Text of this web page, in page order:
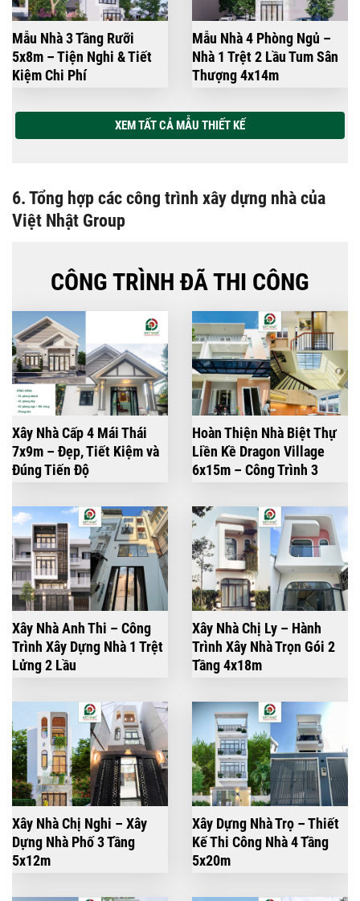
Mẫu Nhà 3 Tầng Rưỡi
5x8m – Tiện Nghi & Tiết
Kiệm Chi Phí
Mẫu Nhà 4 Phòng Ngủ –
Nhà 1 Trệt 2 Lầu Tum Sân
Thượng 4x14m
XEM TẤT CẢ MẪU THIẾT KẾ
6. Tổng hợp các công trình xây dựng nhà của
Việt Nhật Group
CÔNG TRÌNH ĐÃ THI CÔNG
Xây Nhà Cấp 4 Mái Thái
7x9m – Đẹp, Tiết Kiệm và
Đúng Tiến Độ
Hoàn Thiện Nhà Biệt Thự
Liền Kề Dragon Village
6x15m – Công Trình 3
Xây Nhà Anh Thi – Công
Trình Xây Dựng Nhà 1 Trệt
Lửng 2 Lầu
Xây Nhà Chị Ly – Hành
Trình Xây Nhà Trọn Gói 2
Tầng 4x18m
Xây Nhà Chị Nghi – Xây
Dựng Nhà Phố 3 Tầng
5x12m
Xây Dựng Nhà Trọ – Thiết
Kế Thi Công Nhà 4 Tầng
5x20m